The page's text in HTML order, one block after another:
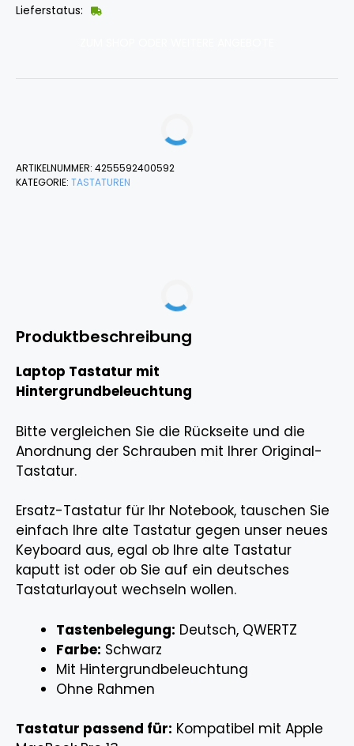
Lieferstatus:
ARTIKELNUMMER: 4255592400592
KATEGORIE: TASTATUREN
Produktbeschreibung
Laptop Tastatur mit
Hintergrundbeleuchtung
Bitte vergleichen Sie die Rückseite und die
Anordnung der Schrauben mit Ihrer Original-
Tastatur.
Ersatz-Tastatur für Ihr Notebook, tauschen Sie
einfach Ihre alte Tastatur gegen unser neues
Keyboard aus, egal ob Ihre alte Tastatur
kaputt ist oder ob Sie auf ein deutsches
Tastaturlayout wechseln wollen.
Tastenbelegung: Deutsch, QWERTZ
Farbe: Schwarz
Mit Hintergrundbeleuchtung
Ohne Rahmen
Tastatur passend für: Kompatibel mit Apple